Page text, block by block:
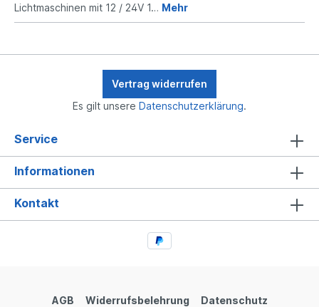
Lichtmaschinen mit 12 / 24V 1… Mehr
Vertrag widerrufen
Es gilt unsere Datenschutzerklärung.
Service
Informationen
Kontakt
AGB Widerrufsbelehrung Datenschutz